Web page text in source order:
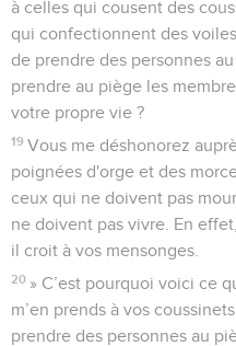
à celles qui cousent des
qui confectionnent des
de prendre des personnes
prendre au piège les
votre propre vie ?
19 Vous me déshonorez
poignées d'orge et des
ceux qui ne doivent pas
ne doivent pas vivre. En
il croit à vos mensonges.
20 » C’est pourquoi voici ce
m’en prends à vos
prendre des personnes au